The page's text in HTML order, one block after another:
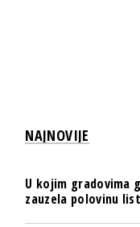
NAJNOVIJE
U kojim gradovima
zauzela polovinu